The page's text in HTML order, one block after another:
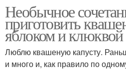
Необычное
приготовить
яблоком и клюквой
Люблю квашеную капусту.
и много и, как правило по